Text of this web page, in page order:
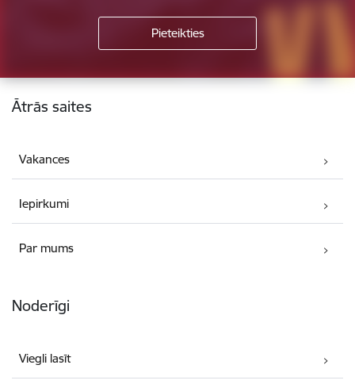
Kājene
Ātrās saites
Vakances
Iepirkumi
Par mums
Noderīgi
Viegli lasīt